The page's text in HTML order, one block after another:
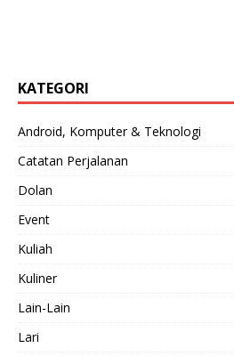
KATEGORI
Android, Komputer & Teknologi
Catatan Perjalanan
Dolan
Event
Kuliah
Kuliner
Lain-Lain
Lari